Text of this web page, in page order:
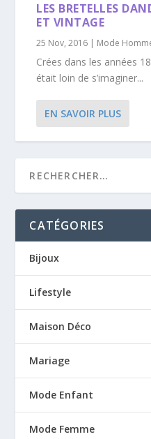
LES BRETELLES
ET VINTAGE
25 Nov, 2016 | Mode
Crées dans les années
était loin de s’imaginer...
EN SAVOIR PLUS
CATÉGORIES
Bijoux
Lifestyle
Maison Déco
Mariage
Mode Enfant
Mode Femme